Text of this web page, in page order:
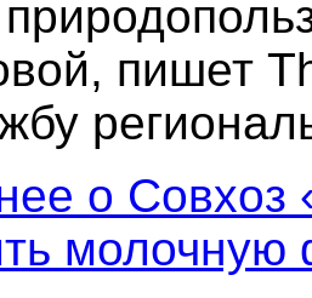
пишет
о Совхоз